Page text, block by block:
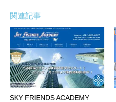
関連記事
SKY FRIENDS ACADEMY